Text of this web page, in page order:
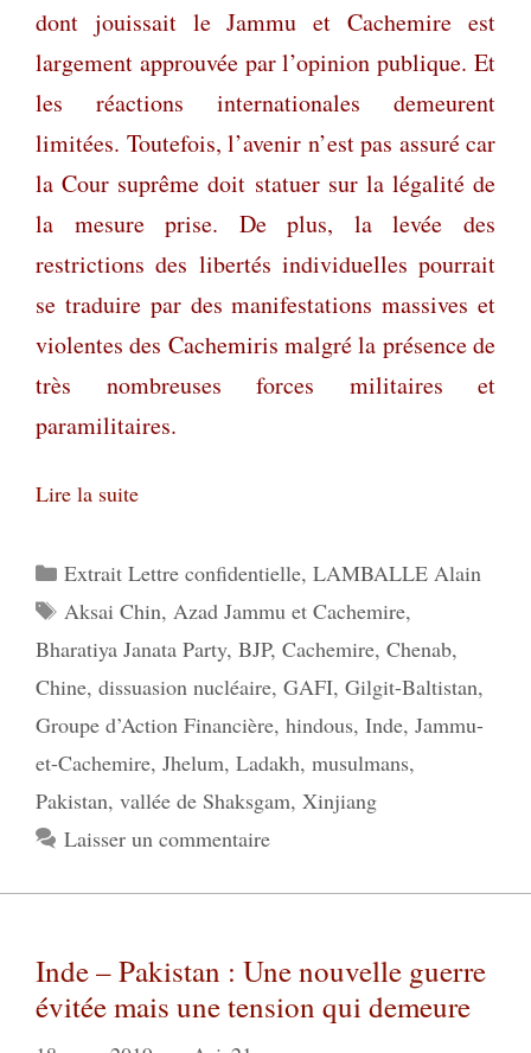
dont jouissait le Jammu et Cachemire est
largement approuvée par l’opinion publique. Et
les réactions internationales demeurent
limitées. Toutefois, l’avenir n’est pas assuré car
la Cour suprême doit statuer sur la légalité de
la mesure prise. De plus, la levée des
restrictions des libertés individuelles pourrait
se traduire par des manifestations massives et
violentes des Cachemiris malgré la présence de
très nombreuses forces militaires et
paramilitaires.
Lire la suite
Catégories
Extrait Lettre confidentielle, LAMBALLE Alain
Étiquettes
Aksai Chin, Azad Jammu et Cachemire,
Bharatiya Janata Party, BJP, Cachemire, Chenab,
Chine, dissuasion nucléaire, GAFI, Gilgit-Baltistan,
Groupe d’Action Financière, hindous, Inde, Jammu-
et-Cachemire, Jhelum, Ladakh, musulmans,
Pakistan, vallée de Shaksgam, Xinjiang
Laisser un commentaire
Inde – Pakistan : Une nouvelle guerre
évitée mais une tension qui demeure